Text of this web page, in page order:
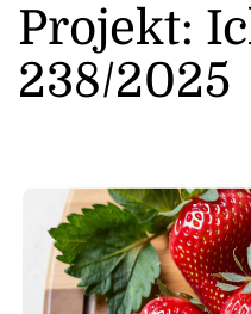
Projekt:
238/2025